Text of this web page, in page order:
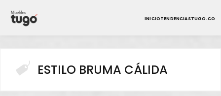
ESTILO BRUMA CÁLIDA
INICIOTENDENCIASTUGO.CO